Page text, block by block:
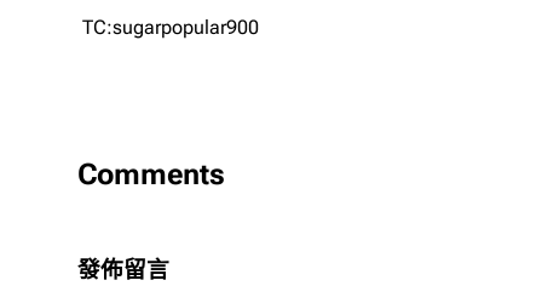
TC:sugarpopular900
Comments
發佈留言